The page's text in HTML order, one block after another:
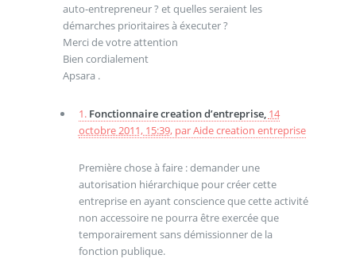
auto-entrepreneur ? et quelles seraient les
démarches prioritaires à éxecuter ?
Merci de votre attention
Bien cordialement
Apsara .
1. Fonctionnaire creation d’entreprise, 14
octobre 2011, 15:39, parAide creation entreprise
Première chose à faire : demander une
autorisation hiérarchique pour créer cette
entreprise en ayant conscience que cette activité
non accessoire ne pourra être exercée que
temporairement sans démissionner de la
fonction publique.